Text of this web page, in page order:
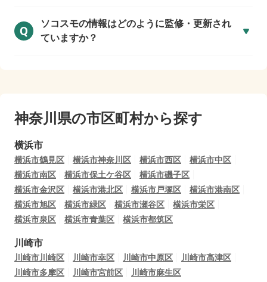
Q
ソコスモの情報はどのように監修・更新され
ていますか？
神奈川県の市区町村から探す
横浜市
横浜市鶴見区 横浜市神奈川区 横浜市西区
横浜市中区
横浜市南区
横浜市保土ケ谷区
横浜市磯子区
横浜市金沢区
横浜市港北区 横浜市戸塚区
横浜市港南区
横浜市旭区
横浜市緑区 横浜市瀬谷区
横浜市栄区
横浜市泉区
横浜市青葉区 横浜市都筑区
川崎市
川崎市川崎区 川崎市幸区 川崎市中原区
川崎市高津区
川崎市多摩区
川崎市宮前区 川崎市麻生区